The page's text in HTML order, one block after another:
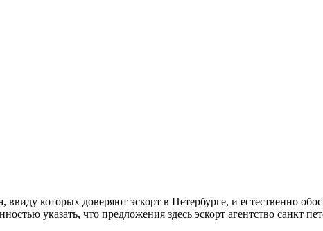
которых доверяют эскорт в Петербурге, и естественно
указать, что предложения здесь эскорт агентство санкт